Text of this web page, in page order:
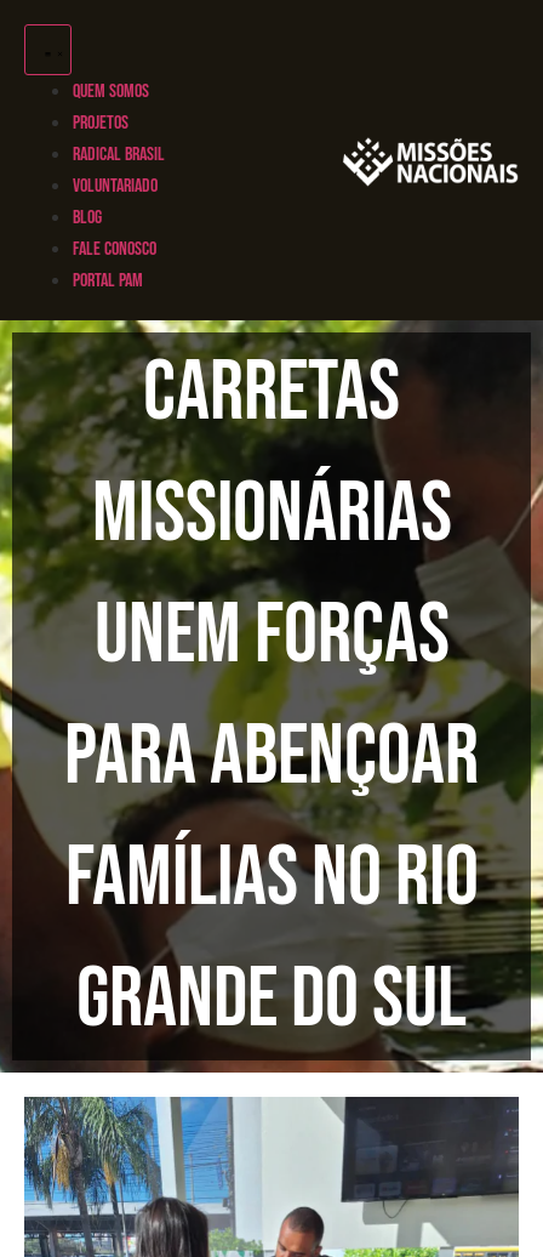
QUEM SOMOS
PROJETOS
RADICAL BRASIL
VOLUNTARIADO
BLOG
FALE CONOSCO
PORTAL PAM
Carretas
Missionárias
unem forças
para abençoar
famílias no Rio
Grande do Sul